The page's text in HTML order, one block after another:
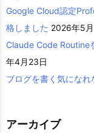
Google Cloud認定
格しました 2026年5
Claude Code Routine
年4月23日
ブログを書く気にな
アーカイブ